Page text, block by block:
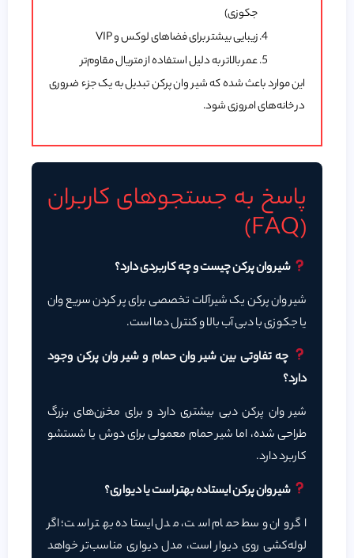
جکوزی)
زیبایی بیشتر برای فضاهای لوکس و VIP
عمر بالاتر به دلیل استفاده از متریال مقاوم‌تر
این موارد باعث شده که شیر وان پرکن تبدیل به یک جزء ضروری
در خانه‌های امروزی شود.
پاسخ به جستجوهای کاربران
(FAQ)
شیر وان پرکن چیست و چه کاربردی دارد؟
شیر وان پرکن یک شیرآلات تخصصی برای پر کردن سریع وان
یا جکوزی با دبی آب بالا و کنترل دما است.
چه تفاوتی بین شیر وان حمام و شیر وان پرکن وجود
دارد؟
شیر وان پرکن دبی بیشتری دارد و برای مخزن‌های بزرگ
طراحی شده، اما شیر حمام معمولی برای دوش یا شستشو
کاربرد دارد.
شیر وان پرکن ایستاده بهتر است یا دیواری؟
اگر وان وسط حمام است، مدل ایستاده بهتر است؛ اگر
لوله‌کشی روی دیوار است، مدل دیواری مناسب‌تر خواهد